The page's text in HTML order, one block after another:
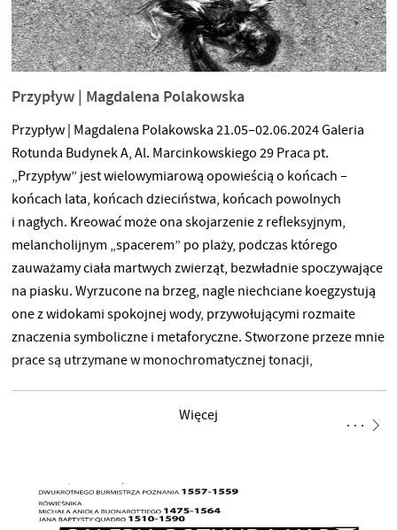
Przypływ | Magdalena Polakowska
Przypływ | Magdalena Polakowska 21.05–02.06.2024 Galeria
Rotunda Budynek A, Al. Marcinkowskiego 29 Praca pt.
„Przypływ” jest wielowymiarową opowieścią o końcach –
końcach lata, końcach dzieciństwa, końcach powolnych
i nagłych. Kreować może ona skojarzenie z refleksyjnym,
melancholijnym „spacerem” po plaży, podczas którego
zauważamy ciała martwych zwierząt, bezwładnie spoczywające
na piasku. Wyrzucone na brzeg, nagle niechciane koegzystują
one z widokami spokojnej wody, przywołującymi rozmaite
znaczenia symboliczne i metaforyczne. Stworzone przeze mnie
prace są utrzymane w monochromatycznej tonacji,
„przekreślone” czarnym pasem. Kolejność ww. prac każdego
dnia ulega zmianie, co losowo może kreować pesymistyczną
dodawać również przynależna do niego kameralna aranżacja
przestrzenna, w której zaprezentowano, na
Więcej